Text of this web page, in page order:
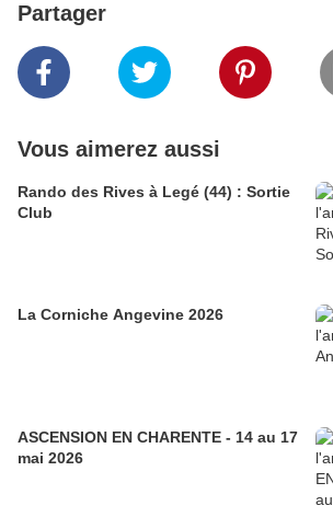
Partager
Vous aimerez aussi
Rando des Rives à Legé (44) : Sortie
Club
La Corniche Angevine 2026
ASCENSION EN CHARENTE - 14 au 17
mai 2026